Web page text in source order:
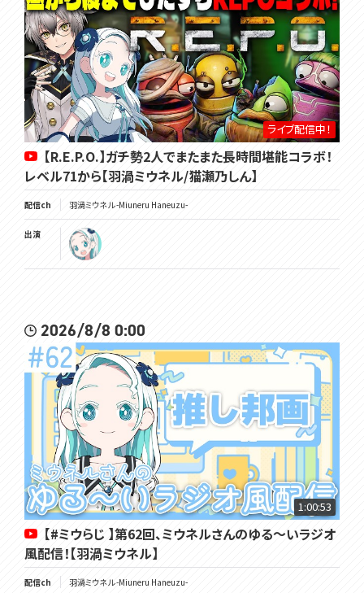
ライブ配信中！
【R.E.P.O.】ガチ勢2人でまたまた長時間堪能コラボ！
レベル71から【羽渦ミウネル/猫瀬乃しん】
配信ch 羽渦ミウネル -Miuneru Haneuzu-
出演
2026/8/8 0:00
1:00:53
【#ミウらじ 】第62回、ミウネルさんのゆる～いラジオ
風配信！【羽渦ミウネル】
配信ch 羽渦ミウネル -Miuneru Haneuzu-